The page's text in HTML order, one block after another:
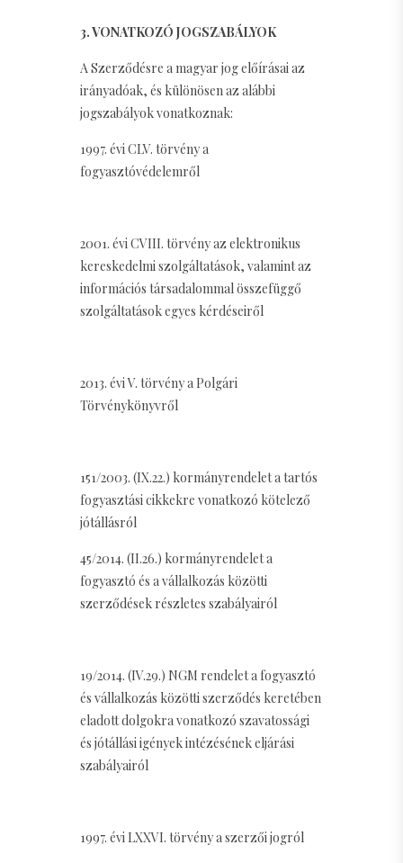
3. VONATKOZÓ JOGSZABÁLYOK
A Szerződésre a magyar jog előírásai az
irányadóak, és különösen az alábbi
jogszabályok vonatkoznak:
1997. évi CLV. törvény a
fogyasztóvédelemről
2001. évi CVIII. törvény az elektronikus
kereskedelmi szolgáltatások, valamint az
információs társadalommal összefüggő
szolgáltatások egyes kérdéseiről
2013. évi V. törvény a Polgári
Törvénykönyvről
151/2003. (IX.22.) kormányrendelet a tartós
fogyasztási cikkekre vonatkozó kötelező
jótállásról
45/2014. (II.26.) kormányrendelet a
fogyasztó és a vállalkozás közötti
szerződések részletes szabályairól
19/2014. (IV.29.) NGM rendelet a fogyasztó
és vállalkozás közötti szerződés keretében
eladott dolgokra vonatkozó szavatossági
és jótállási igények intézésének eljárási
szabályairól
1997. évi LXXVI. törvény a szerzői jogról